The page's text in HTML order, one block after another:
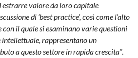
estrarre valore da loro capitale
di ‘best practice’, così come l’alto
il quale si esaminano varie questioni
rappresentano un
a questo settore in rapida crescita”.